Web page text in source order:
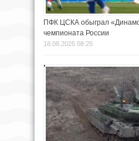
ПФК ЦСКА обыграл
чемпионата России
18.08.2025 08:25